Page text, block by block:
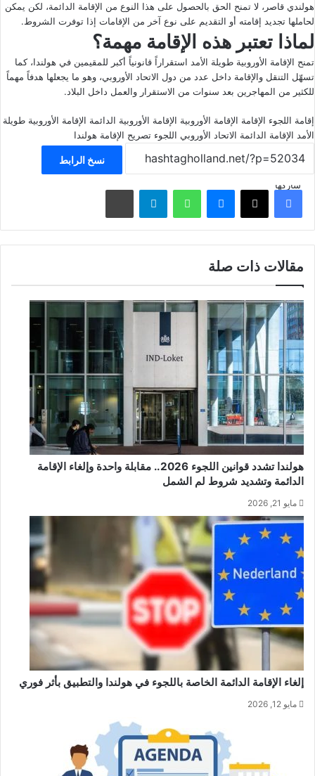
هولندي قاصر، لا تمنح الحق بالحصول على هذا النوع من الإقامة الدائمة، لكن يمكن
لحاملها تجديد إقامته أو التقديم على نوع آخر من الإقامات إذا توفرت الشروط.
لماذا تعتبر هذه الإقامة مهمة؟
تمنح الإقامة الأوروبية طويلة الأمد استقراراً قانونياً أكبر للمقيمين في هولندا، كما
تسهّل التنقل والإقامة داخل عدد من دول الاتحاد الأوروبي، وهو ما يجعلها هدفاً مهماً
للكثير من المهاجرين بعد سنوات من الاستقرار والعمل داخل البلاد.
إقامة اللجوء الإقامة الإقامة الأوروبية الإقامة الأوروبية الدائمة الإقامة الأوروبية طويلة
الأمد الإقامة الدائمة الاتحاد الأوروبي اللجوء تصريح الإقامة هولندا
نسخ الرابط
شاركهافيسبوك ‫X ماسنجر واتساب تيلقرام مشاركة عبر البريد
مقالات ذات صلة
هولندا تشدد قوانين اللجوء 2026.. مقابلة واحدة وإلغاء الإقامة
الدائمة وتشديد شروط لم الشمل
مايو 21, 2026
إلغاء الإقامة الدائمة الخاصة باللجوء في هولندا والتطبيق بأثر فوري
مايو 12, 2026